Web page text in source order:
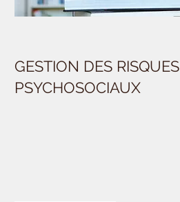
GESTION DES RISQUES
PSYCHOSOCIAUX